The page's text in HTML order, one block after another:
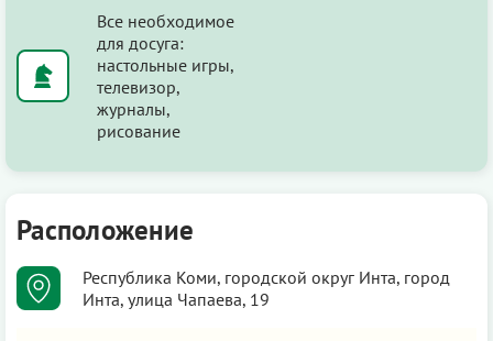
Все необходимое
для досуга:
настольные игры,
телевизор,
журналы,
рисование
Расположение
Республика Коми, городской округ Инта, город
Инта, улица Чапаева, 19